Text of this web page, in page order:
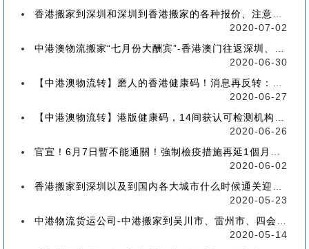
香港搬家到深圳和深圳到香港搬家的各种报价、注意事项和派送价格【深港搬家价格查询】
2020-07-02
中港澳物流搬家“七月份大酬宾”-香港澳门往返深圳、珠海、中山、广州等中港澳搬屋搬家
2020-06-30
【中港澳物流转】磨人的香港健康码！消息再反转：或下周一启用！
2020-06-27
【中港澳物流转】港版健康码，14间获认可检测机构确定！
2020-06-26
官宣！6月7日暫不能通關！強制檢疫措施再延1個月！【香港到深圳搬屋搬家又要延长了】
2020-06-02
香港搬家到深圳以及到国内各大城市什么时候通关迎来好消息
2020-05-23
中港物流货运公司-中港搬家到吴川市、雷州市、四会市、台山市收费标准+流程价格
2020-05-14